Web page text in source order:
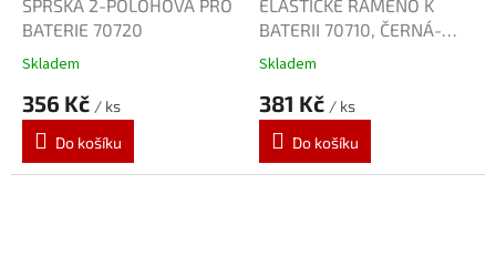
SPRŠKA 2-POLOHOVÁ PRO
BATERIE 70720
Skladem
356 Kč / ks
Do košíku
ELASTICKÉ RAMENO K
BATERII 70710, ČERNÁ-
CHROM
Skladem
381 Kč / ks
Do košíku